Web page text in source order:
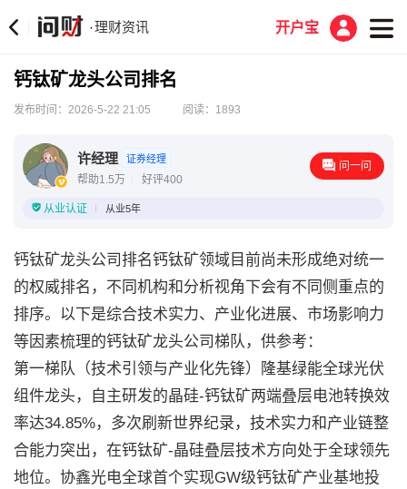
·理财资讯 开户宝
钙钛矿龙头公司排名
发布时间：2026-5-22 21:05 阅读：1893
许经理 证券经理
帮助1.5万 好评400
问一问
从业认证 从业5年
钙钛矿龙头公司排名钙钛矿领域目前尚未形成绝对统一
的权威排名，不同机构和分析视角下会有不同侧重点的
排序。以下是综合技术实力、产业化进展、市场影响力
等因素梳理的钙钛矿龙头公司梯队，供参考：
第一梯队（技术引领与产业化先锋）隆基绿能全球光伏
组件龙头，自主研发的晶硅-钙钛矿两端叠层电池转换效
率达34.85%，多次刷新世界纪录，技术实力和产业链整
合能力突出，在钙钛矿-晶硅叠层技术方向处于全球领先
地位。协鑫光电全球首个实现GW级钙钛矿产业基地投